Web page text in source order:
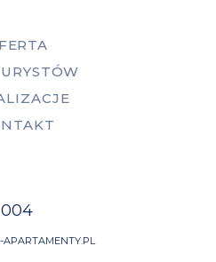
APARTAMENTY.PL